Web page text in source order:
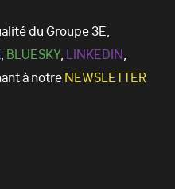
du Groupe 3E,
BLUESKY, LINKEDIN
à notreNEWSLETTER